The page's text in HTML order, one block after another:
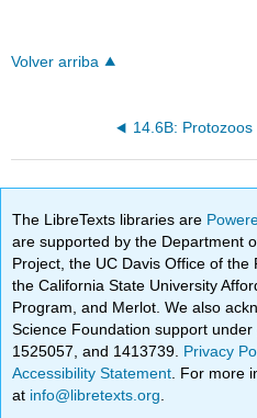
Volver arriba
14.6B: Protozoos
The LibreTexts libraries are
are supported by the Department
Project, the UC Davis Office of the
the California State University
Program, and Merlot. We also
Science Foundation support
1525057, and 1413739. Privacy
Accessibility Statement . For more
at info@libretexts.org